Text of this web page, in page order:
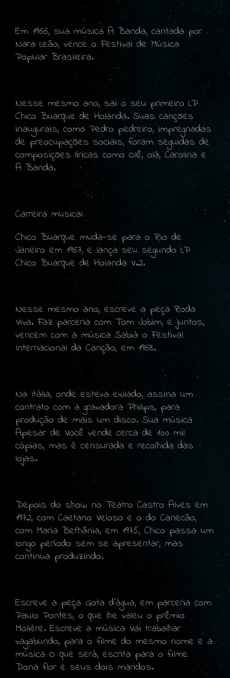
Em 1966, sua música A Banda, cantada por
Nara Leão, vence o Festival de Música
Popular Brasileira.
Nesse mesmo ano, sai o seu primeiro LP:
Chico Buarque de Holanda. Suas canções
inaugurais, como Pedro pedreiro, impregnadas
de preocupações sociais, foram seguidas de
composições líricas como Olê, olá, Carolina e
A Banda.
Carreira musical
Chico Buarque muda-se para o Rio de
Janeiro em 1967, e lança seu segundo LP:
Chico Buarque de Holanda V.2.
Nesse mesmo ano, escreve a peça Roda
Viva. Faz parceria com Tom Jobim, e juntos,
vencem com a música Sabiá o Festival
Internacional da Canção, em 1968.
Na Itália, onde esteva exilado, assina um
contrato com a gravadora Philips, para
produção de mais um disco. Sua música
Apesar de Você vende cerca de 100 mil
cópias, mas é censurada e recolhida das
lojas.
Depois do show no Teatro Castro Alves em
1972, com Caetano Veloso e o do Canecão,
com Maria Bethânia, em 1975, Chico passa um
longo período sem se apresentar, mas
continua produzindo.
Escreve a peça Gota d'água, em parceria com
Paulo Pontes, o que lhe valeu o prêmio
Molière. Escreve a música Vai trabalhar
vagabundo, para o filme do mesmo nome e a
música O que será, escrita para o filme
Dona flor e seus dois maridos.